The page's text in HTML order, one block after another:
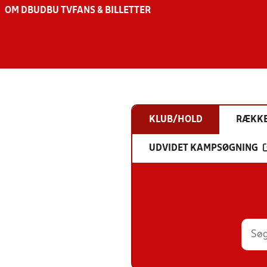
OM DBU DBU TV FANS & BILLETTER
KLUB/HOLD
UDVIDET KAMPSØGNING